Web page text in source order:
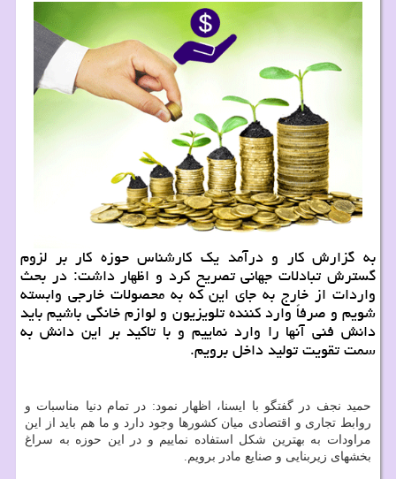
به گزارش کار و درآمد یک کارشناس حوزه کار بر لزوم
گسترش تبادلات جهانی تصریح کرد و اظهار داشت: در بحث
واردات از خارج به جای این که به محصولات خارجی وابسته
شویم و صرفاً وارد کننده تلویزیون و لوازم خانگی باشیم باید
دانش فنی آنها را وارد نماییم و با تاکید بر این دانش به
سمت تقویت تولید داخل برویم.
حمید نجف در گفتگو با ایسنا، اظهار نمود: در تمام دنیا مناسبات و
روابط تجاری و اقتصادی میان کشورها وجود دارد و ما هم باید از این
مراودات به بهترین شکل استفاده نماییم و در این حوزه به سراغ
بخشهای زیربنایی و صنایع مادر برویم.